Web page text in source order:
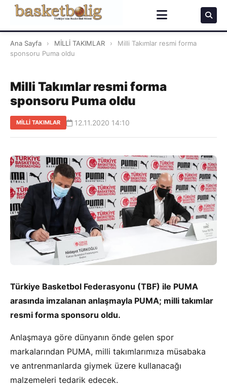
Ana Sayfa › MİLLİ TAKIMLAR ›
Milli Takımlar resmi forma
sponsoru Puma oldu
Milli Takımlar resmi forma
sponsoru Puma oldu
MİLLİ TAKIMLAR 12.11.2020 14:10
Türkiye Basketbol Federasyonu (TBF) ile PUMA
arasında imzalanan anlaşmayla PUMA; milli takımlar
resmi forma sponsoru oldu.
Anlaşmaya göre dünyanın önde gelen spor
markalarından PUMA, milli takımlarımıza müsabaka
ve antrenmanlarda giymek üzere kullanacağı
malzemeleri tedarik edecek.